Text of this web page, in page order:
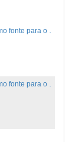
"A banda deseñada como fonte para o estudo histórico" ou como converter a túa paixón en tese doutoral e non morrer no intento